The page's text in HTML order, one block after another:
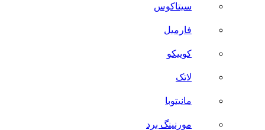
سیتاکوس
فارمیل
کوییکو
لاتک
مانیتوبا
مورنینگ برد